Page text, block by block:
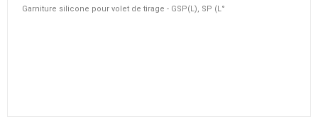
Garniture silicone pour volet de tirage - GSP(L), SP (L°